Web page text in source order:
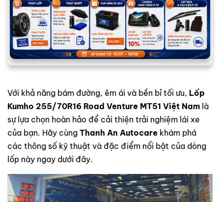
Với khả năng bám đường, êm ái và bền bỉ tối ưu, Lốp
Kumho 255/70R16 Road Venture MT51 Việt Nam là
sự lựa chọn hoàn hảo để cải thiện trải nghiệm lái xe
của bạn. Hãy cùng Thanh An Autocare khám phá
các thông số kỹ thuật và đặc điểm nổi bật của dòng
lốp này ngay dưới đây.